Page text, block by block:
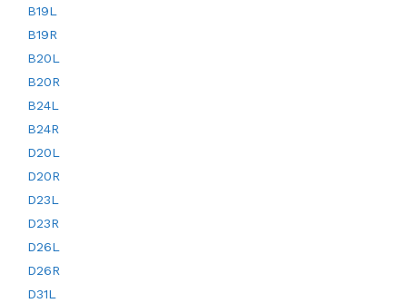
B19L
B19R
B20L
B20R
B24L
B24R
D20L
D20R
D23L
D23R
D26L
D26R
D31L